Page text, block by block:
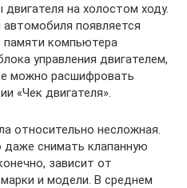
на холостом ходу.
появляется
памяти компьютера
управления двигателем,
можно расшифровать
«Чек двигателя».
относительно несложная.
снимать клапанную
зависит от
и модели. В среднем